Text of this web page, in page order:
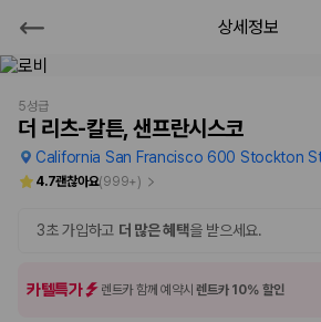
더 리츠-칼튼, 샌프란시
2000만 이용고객이 선택한 제주 렌트카 가격비
상세정보
5성급
더 리츠-칼튼, 샌프란시스코
California San Francisco 600 Stockton
4.7괜찮아요(999+)
3초 가입하고 더 많은 혜택을 받으세요.
카텔특가 렌트카 함께 예약시렌트카 10% 할인